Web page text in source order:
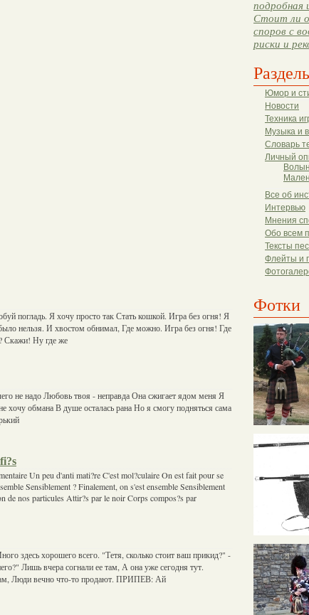
подробная
Стоит ли
споров с
риски и
Юмор и
Новости
Техника
Музыка и
Словарь
Личный
Все об
Интервью
Мнения
Обо всем
Тексты
Флейты и
Фотки
погладь. Я хочу просто так Стать кошкой. Игра без огня! Я
нельзя. И хвостом обнимал, Где можно. Игра без огня! Где
Скажи! Ну где же
не надо Любовь твоя - неправда Она сжигает ядом меня Я
хочу обмана В душе осталась рана Но я смогу подняться сама
Un peu d'anti mati?re C'est mol?culaire On est fait pour se
Sensiblement ? Finalement, on s'est ensemble Sensiblement
de nos particules Attir?s par le noir Corps compos?s par
здесь хорошего всего. "Тетя, сколько стоит ваш прикид?" -
Лишь вчера согнали ее там, А она уже сегодня тут.
Люди вечно что-то продают. ПРИПЕВ: Ай